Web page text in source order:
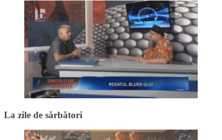
La zile de sărbători